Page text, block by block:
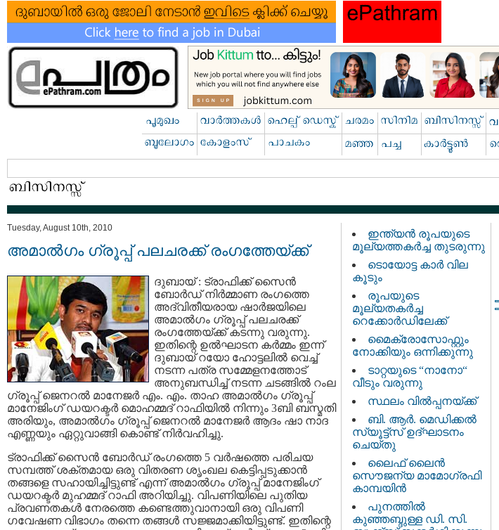
Tuesday, August 10th, 2010
അമാല്‍ഗം ഗ്രൂപ്പ്‌ പലചരക്ക്‌ രംഗത്തേയ്ക്ക്
ദുബായ്‌ : ട്രാഫിക്ക് സൈന്‍
ബോര്‍ഡ്‌ നിര്‍മ്മാണ രംഗത്തെ
അദ്വിതീയരായ ഷാര്‍ജയിലെ
അമാല്‍ഗം ഗ്രൂപ്പ്‌ പലചരക്ക്‌
രംഗത്തേയ്ക്ക് കടന്നു വരുന്നു.
ഇതിന്റെ ഉല്‍ഘാടന കര്‍മ്മം ഇന്ന്
ദുബായ്‌ റയോ ഹോട്ടലില്‍ വെച്ച്
നടന്ന പത്ര സമ്മേളനത്തോട്
അനുബന്ധിച്ച് നടന്ന ചടങ്ങില്‍ റംല
ഗ്രൂപ്പ്‌ ജെനറല്‍ മാനേജര്‍ എം. എം. താഹ അമാല്‍ഗം ഗ്രൂപ്പ്‌
മാനേജിംഗ് ഡയറക്ടര്‍ മൊഹമ്മദ്‌ റാഫിയില്‍ നിന്നും 3ബി ബസ്മതി
അരിയും, അമാല്‍ഗം ഗ്രൂപ്പ്‌ ജെനറല്‍ മാനേജര്‍ ആദം ഷാ നാദ
എണ്ണയും ഏറ്റുവാങ്ങി കൊണ്ട് നിര്‍വഹിച്ചു.
ട്രാഫിക്ക് സൈന്‍ ബോര്‍ഡ്‌ രംഗത്തെ 5 വര്‍ഷത്തെ പരിചയ
സമ്പത്ത് ശക്തമായ ഒരു വിതരണ ശൃംഖല കെട്ടിപ്പടുക്കാന്‍
തങ്ങളെ സഹായിച്ചിട്ടുണ്ട് എന്ന് അമാല്‍ഗം ഗ്രൂപ്പ്‌ മാനേജിംഗ്
ഡയറക്ടര്‍ മുഹമ്മദ്‌ റാഫി അറിയിച്ചു. വിപണിയിലെ പുതിയ
പ്രവണതകള്‍ നേരത്തെ കണ്ടെത്തുവാനായി ഒരു വിപണി
ഗവേഷണ വിഭാഗം തന്നെ തങ്ങള്‍ സജ്ജമാക്കിയിട്ടുണ്ട്. ഇതിന്റെ
ഇന്ത്യന്‍ രൂപയുടെ
മൂല്യത്തകര്‍ച്ച തുടരുന്നു
ടൊയോട്ട കാര്‍ വില
കൂടും
രൂപയുടെ
മൂല്യതകര്‍ച്ച
റെക്കോര്‍ഡിലേക്ക്
മൈക്രോസോഫ്റ്റും
നോക്കിയും ഒന്നിക്കുന്നു
ടാറ്റയുടെ “നാനോ“
വീടും വരുന്നു
സ്ഥലം വില്‍പ്പനയ്ക്ക്
ബി. ആര്‍. മെഡിക്കല്‍
സ്യൂട്ട്സ്‌ ഉദ്ഘാടനം
ചെയ്തു
ലൈഫ്‌ ലൈന്‍
സൌജന്യ മാമോഗ്രഫി
കാമ്പയിന്‍
പുനത്തില്‍
കുഞ്ഞബ്ദുള്ള ഡി. സി.